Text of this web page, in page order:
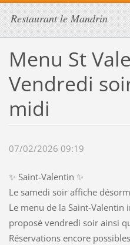
Restaurant le Mandrin
Menu St
Vendredi
midi
07/02/2026 09:19
✨Saint-Valentin ✨
Le samedi soir affiche
Le menu de la Saint-Valentin
proposé vendredi soir ainsi
Réservations encore